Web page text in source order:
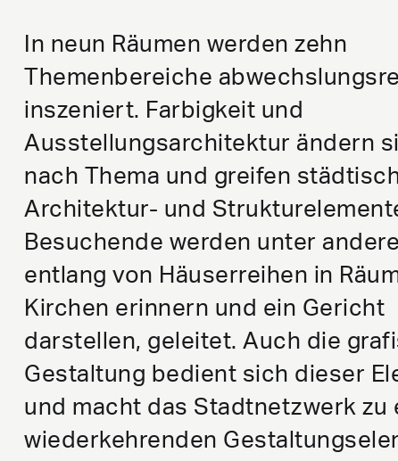
In neun Räumen werden zehn
Themenbereiche
inszeniert. Farbigkeit und
Ausstellungsarchitektur ändern
nach Thema und greifen
Architektur- und
Besuchende werden unter
entlang von Häuserreihen in
Kirchen erinnern und ein Gericht
darstellen, geleitet. Auch die
Gestaltung bedient sich dieser
und macht das Stadtnetzwerk zu
wiederkehrenden